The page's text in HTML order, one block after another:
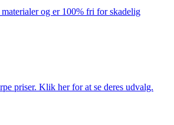
og er 100% fri for skadelig
priser. Klik her for at se deres udvalg.